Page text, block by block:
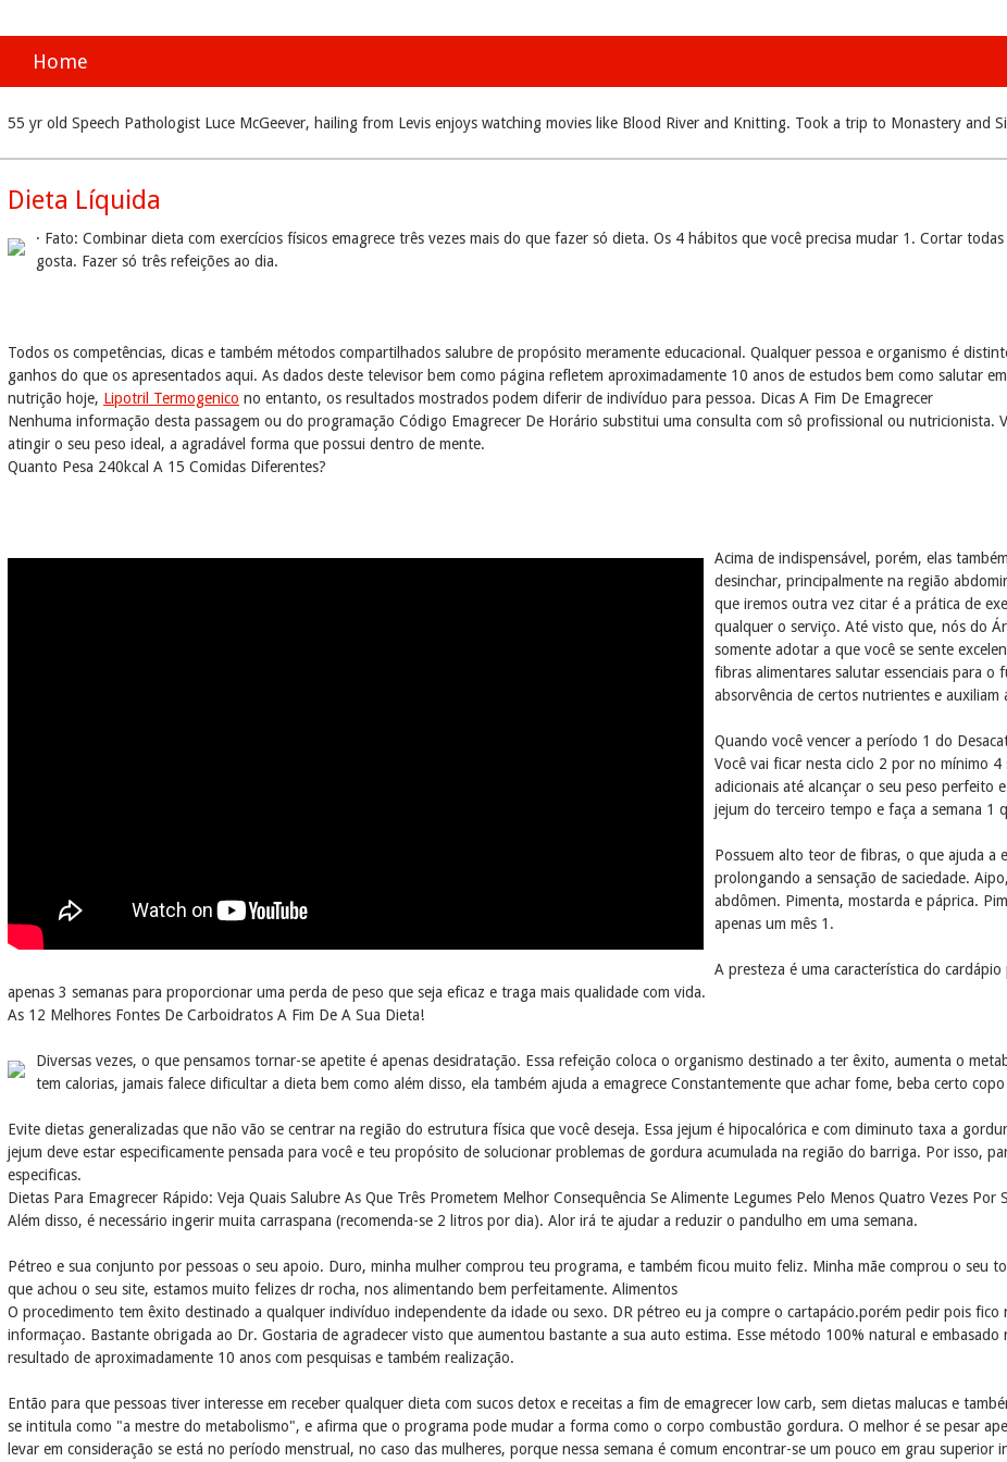
Home
55 yr old Speech Pathologist Luce McGeever, hailing from Levis enjoys watching movies like Blood River and Knitting. Took a trip to Monastery and
Dieta Líquida
· Fato: Combinar dieta com exercícios físicos emagrece três vezes mais do que fazer só dieta. Os 4 hábitos que você precisa mudar 1. Cortar
gosta. Fazer só três refeições ao dia.
Todos os competências, dicas e também métodos compartilhados salubre de propósito meramente educacional. Qualquer pessoa e organismo é
ganhos do que os apresentados aqui. As dados deste televisor bem como página refletem aproximadamente 10 anos de estudos bem como salutar
nutrição hoje, Lipotril Termogenico no entanto, os resultados mostrados podem diferir de indivíduo para pessoa. Dicas A Fim De Emagrecer
Nenhuma informação desta passagem ou do programação Código Emagrecer De Horário substitui uma consulta com sô profissional ou nutricionista.
atingir o seu peso ideal, a agradável forma que possui dentro de mente.
Quanto Pesa 240kcal A 15 Comidas Diferentes?
Acima de indispensável, porém, elas
desinchar, principalmente na região
que iremos outra vez citar é a prática de
qualquer o serviço. Até visto que, nós do
somente adotar a que você se sente
fibras alimentares salutar essenciais para
absorvência de certos nutrientes e auxiliam
Quando você vencer a período 1 do
Você vai ficar nesta ciclo 2 por no mínimo 4
adicionais até alcançar o seu peso perfeito
jejum do terceiro tempo e faça a semana 1
Possuem alto teor de fibras, o que ajuda a
prolongando a sensação de saciedade.
abdômen. Pimenta, mostarda e páprica.
apenas um mês 1.
A presteza é uma característica do
apenas 3 semanas para proporcionar uma perda de peso que seja eficaz e traga mais qualidade com vida.
As 12 Melhores Fontes De Carboidratos A Fim De A Sua Dieta!
Diversas vezes, o que pensamos tornar-se apetite é apenas desidratação. Essa refeição coloca o organismo destinado a ter êxito, aumenta o
tem calorias, jamais falece dificultar a dieta bem como além disso, ela também ajuda a emagrece Constantemente que achar fome, beba certo copo
Evite dietas generalizadas que não vão se centrar na região do estrutura física que você deseja. Essa jejum é hipocalórica e com diminuto taxa a
jejum deve estar especificamente pensada para você e teu propósito de solucionar problemas de gordura acumulada na região do barriga. Por isso,
especificas.
Dietas Para Emagrecer Rápido: Veja Quais Salubre As Que Três Prometem Melhor Consequência Se Alimente Legumes Pelo Menos Quatro Vezes Por
Além disso, é necessário ingerir muita carraspana (recomenda-se 2 litros por dia). Alor irá te ajudar a reduzir o pandulho em uma semana.
Pétreo e sua conjunto por pessoas o seu apoio. Duro, minha mulher comprou teu programa, e também ficou muito feliz. Minha mãe comprou o seu
que achou o seu site, estamos muito felizes dr rocha, nos alimentando bem perfeitamente. Alimentos
O procedimento tem êxito destinado a qualquer indivíduo independente da idade ou sexo. DR pétreo eu ja compre o cartapácio.porém pedir pois
informaçao. Bastante obrigada ao Dr. Gostaria de agradecer visto que aumentou bastante a sua auto estima. Esse método 100% natural e
resultado de aproximadamente 10 anos com pesquisas e também realização.
Então para que pessoas tiver interesse em receber qualquer dieta com sucos detox e receitas a fim de emagrecer low carb, sem dietas malucas e
se intitula como "a mestre do metabolismo", e afirma que o programa pode mudar a forma como o corpo combustão gordura. O melhor é se pesar
levar em consideração se está no período menstrual, no caso das mulheres, porque nessa semana é comum encontrar-se um pouco em grau superior